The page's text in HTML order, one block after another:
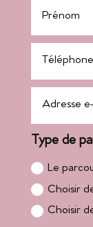
Type de
Le
Choisir
Choisir